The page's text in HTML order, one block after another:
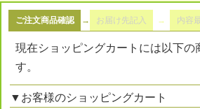
ご注文商品確認 → お届け先記入 → 内容
現在ショッピングカートには以下の
す。
▼お客様のショッピングカート